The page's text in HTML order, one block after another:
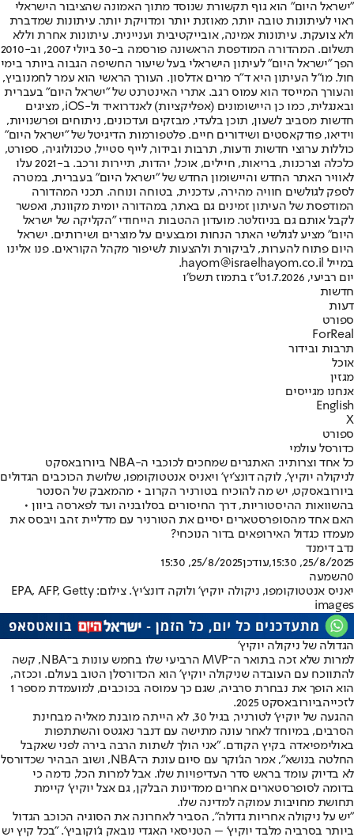
"ישראל היום" הוא גוף תקשורת שנוסד מתוך האמונה שהציבור הישראלי
ראוי לעיתונות טובה יותר, מאוזנת יותר ומדויקת יותר. עיתונות שמדברת
ולא צועקת. עיתונות אמינה, אובייקטיבית ועניינית. עיתונות אחרת וללא
תשלום. המהדורה המודפסת הראשונה פורסמה ב-30 ביולי 2007, וב-2010
הפך "ישראל היום" לעיתון הישראלי בעל שיעור החשיפה הגבוה ביותר בימי
חול. מו"ל העיתון היא ד"ר מרים אדלסון. העורך הראשי הוא עמר לחמנוביץ,
והעורך המייסד הוא עמוס רגב. אתרי האינטרנט של "ישראל היום" בעברית
ובאנגלית, כמו כן היישומונים (אפליקציות) לאנדרואיד ול-iOS, מציגים
חדשות מסביב לשעון, תוכן בלעדי, מבזקים ועדכונים, ניתוחים ופרשנויות,
וידיאו, פודקאסטים ושידורים חיים. פלטפורמות הדיגיטל של "ישראל היום"
כוללות ערוצי חדשות ודעות, תרבות ובידור, לייף סטייל, טכנולוגיה, ספורט,
כלכלה וצרכנות, בריאות, חיילים, אוכל, יהדות, תיירות ורכב. ב-2021 עלו
לאוויר האתר החדש והיישומון החדש של "ישראל היום" בעברית, במטרה
לספק לגולשים חוויה מהירה, עדכנית, בטוחה ונוחה. תכני המהדורה
המודפסת של העיתון זמינים גם באתר, במהדורה יומית מקוונת, ואפשר
לקבל אותם גם בניוזלטר. מועדון ההטבות הייחודי "הקליקה של ישראל
היום" מציע לגולשי האתר הנחות ומבצעים על מוצרים ושירותים. ישראל
היום פתוח להערות, לביקורת ולהצעות לשיפור מקהל הקוראים. פנו אלינו
במייל hayom@israelhayom.co.il.
יום רביעי, 1.7.2026
ט"ז בתמוז תשפ"ו
חדשות
דעות
ספורט
ForReal
תרבות ובידור
אוכל
מגזין
אנחנו מגייסים
English
X
ספורט
כדורסל עולמי
כל אחד וצרותיו: האתגרים שמחכים לכוכבי ה-NBA ביורובאסקט
לניקולה יוקיץ', לוקה דונצ'יץ' ויאניס אנטטוקומפו, שלושת הכוכבים הגדולים
ביורובאסקט, יש מה להוכיח בטורניר הקרוב • מהמאבק של הסנטר
בהשוואות ההיסטוריות, דרך החיסורים בסלובניה ועד לפארסה ביוון •
האם אחד מהסופרסטארים יסיים את הטורניר עם מדליית זהב ויבסס את
מעמדו כגדול האירופאים בדור הנוכחי?
נדב דימנד
25/8/2025, 15:30
,עודכן25/8/2025, 15:30
0השמעה
יאניס אנטטוקומפו, ניקולה יוקיץ' ולוקה דונצ'יץ'. צילום: EPA, AFP, Getty
images
הגדולה של ניקולה יוקיץ'
למרות שלא זכה בתואר ה־MVP הרביעי שלו בחמש עונות ב־
NBA, קשה
להתווכח עם העובדה שניקולה יוקיץ' הוא הכדורסלן הטוב בעולם. וככזה,
הוא הופך את נבחרת סרביה, שגם כך עמוסה בכוכבים, למועמדת מספר 1
לזכייהביורובאסקט 2025.
ההגעה של יוקיץ' לטורניר, בגיל 30, לא הייתה מובנת מאליה מבחינת
הסרבים, במיוחד לאחר עונה מתישה עם דנבר נאגטס והשתתפות
באולימפיאדה בקיץ הקודם. "אני הולך לשתות הרבה בירה לפני שאקבל
החלטה בנושא", אמר הג'וקר עם סיום עונת ה־NBA, ושוב הבהיר שכדורסל
לא בדיוק עומד בראש סדר העדיפויות שלו. אבל למרות הכל, נדמה כי
בדומה לסופרסטארים אחרים ממדינות הבלקן, גם אצל יוקיץ' קיימת
תחושת מחויבות עמוקה למדינה שלו.
"יש על ניקולה אחריות גדולה", הסביר לאחרונה את הסוגיה הכוכב הגדול
ביותר בסרביה מלבד יוקיץ' – הטניסאי האגדי נובאק ג'וקוביץ'. "בכל קיץ יש